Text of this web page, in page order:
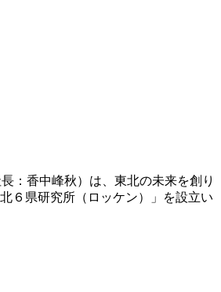
：香中峰秋）は、東北の未来を創り
６県研究所（ロッケン）」を設立い